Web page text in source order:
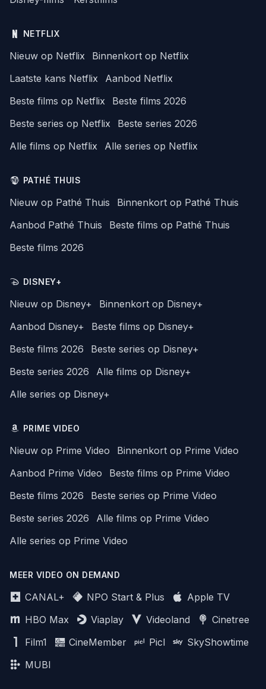
NETFLIX
Nieuw op Netflix
Binnenkort op Netflix
Laatste kans Netflix
Aanbod Netflix
Beste films op Netflix
Beste films 2026
Beste series op Netflix
Beste series 2026
Alle films op Netflix
Alle series op Netflix
PATHÉ THUIS
Nieuw op Pathé Thuis
Binnenkort op Pathé Thuis
Aanbod Pathé Thuis
Beste films op Pathé Thuis
Beste films 2026
DISNEY+
Nieuw op Disney+
Binnenkort op Disney+
Aanbod Disney+
Beste films op Disney+
Beste films 2026
Beste series op Disney+
Beste series 2026
Alle films op Disney+
Alle series op Disney+
PRIME VIDEO
Nieuw op Prime Video
Binnenkort op Prime Video
Aanbod Prime Video
Beste films op Prime Video
Beste films 2026
Beste series op Prime Video
Beste series 2026
Alle films op Prime Video
Alle series op Prime Video
MEER VIDEO ON DEMAND
CANAL+ NPO Start & Plus
Apple TV
HBO Max
Viaplay Videoland
Cinetree
Film1
CineMember Picl
SkyShowtime
MUBI